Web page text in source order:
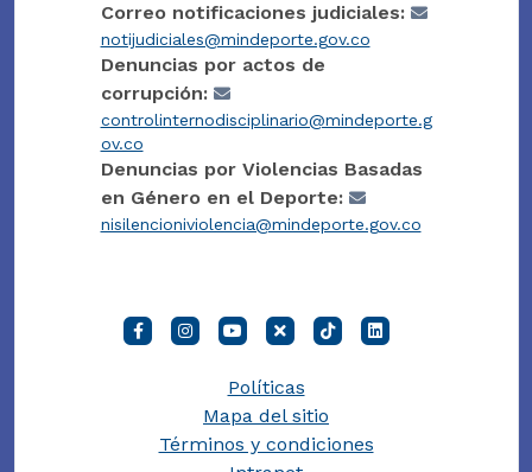
Correo notificaciones judiciales:
notijudiciales@mindeporte.gov.co
Denuncias por actos de
corrupción:
controlinternodisciplinario@mindeporte.g
ov.co
Denuncias por Violencias Basadas
en Género en el Deporte:
nisilencioniviolencia@mindeporte.gov.co
Políticas
Mapa del sitio
Términos y condiciones